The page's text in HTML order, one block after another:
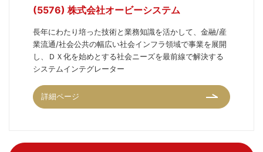
(5576) 株式会社オービーシステム
長年にわたり培った技術と業務知識を活かして、金融/産
業流通/社会公共の幅広い社会インフラ領域で事業を展開
し、ＤＸ化を始めとする社会ニーズを最前線で解決する
システムインテグレーター
詳細ページ